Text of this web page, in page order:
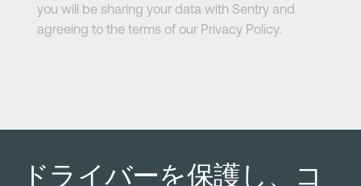
you will be sharing your data with Sentry and
agreeing to the terms of our Privacy Policy.
ドライバーを保護し、コ